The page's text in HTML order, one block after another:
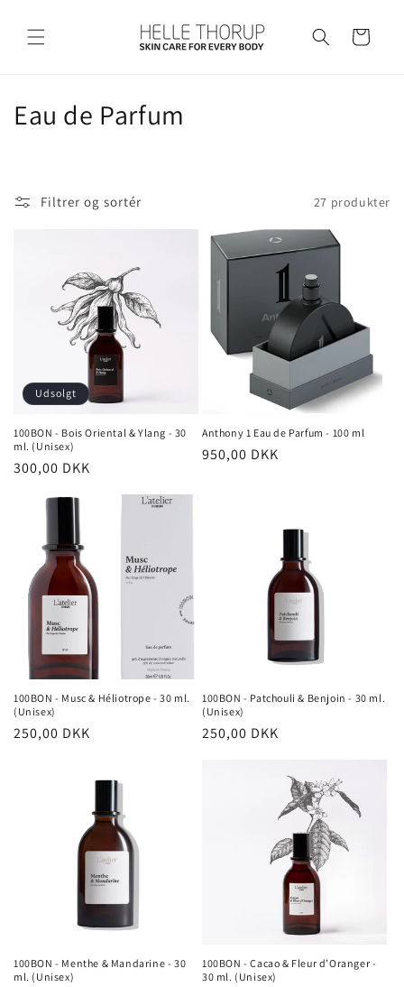
indhold
Indkøbskurv
K
o
n
:
Eau de Parfum
Filtrer og sortér 27 produkter
Udsolgt
100BON - Bois Oriental & Ylang - 30
ml. (Unisex)
Normalpris
300,00 DKK
Anthony 1 Eau de Parfum - 100 ml
Normalpris
950,00 DKK
100BON - Musc & Héliotrope - 30 ml.
(Unisex)
Normalpris
250,00 DKK
100BON - Patchouli & Benjoin - 30 ml.
(Unisex)
Normalpris
250,00 DKK
100BON - Menthe & Mandarine - 30
ml. (Unisex)
100BON - Cacao & Fleur d’Oranger -
30 ml. (Unisex)